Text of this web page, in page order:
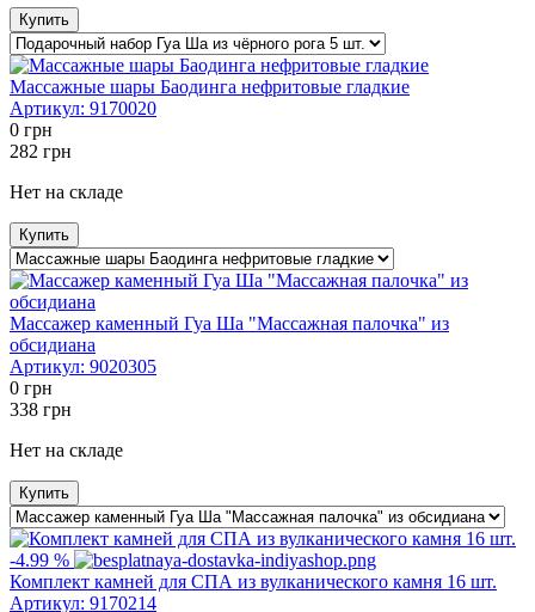
Купить
Массажные шары Баодинга нефритовые гладкие
Артикул: 9170020
0 грн
282 грн
Нет на складе
Купить
Массажер каменный Гуа Ша "Массажная палочка" из
обсидиана
Артикул: 9020305
0 грн
338 грн
Нет на складе
Купить
-4.99 %
Комплект камней для СПА из вулканического камня 16 шт.
Артикул: 9170214